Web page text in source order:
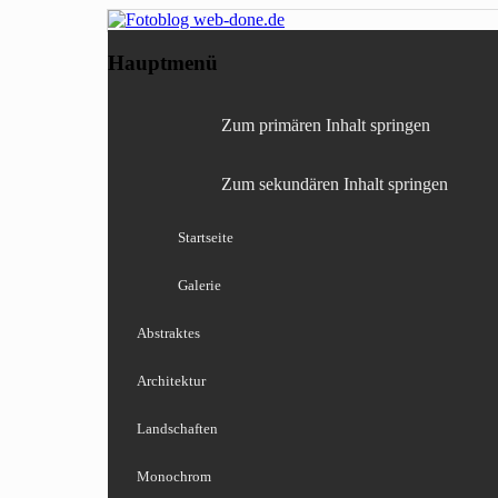
Fotoblog web-
Hauptmenü
Zum primären Inhalt springen
Zum sekundären Inhalt springen
Startseite
Galerie
Abstraktes
Architektur
Landschaften
Monochrom